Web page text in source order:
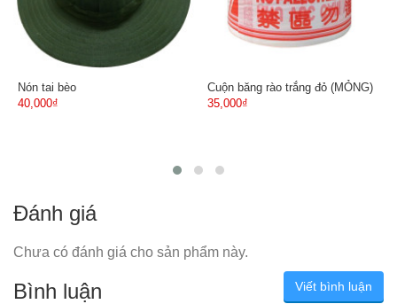
Nón tai bèo
40,000₫
Cuộn băng rào trắng đỏ (MỎNG)
35,000₫
Đánh giá
Chưa có đánh giá cho sản phẩm này.
Viết bình luận
Bình luận